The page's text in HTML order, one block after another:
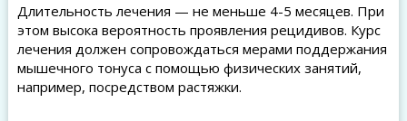
Длительность лечения — не меньше 4-5 месяцев. При
этом высока вероятность проявления рецидивов. Курс
лечения должен сопровождаться мерами поддержания
мышечного тонуса с помощью физических занятий,
например, посредством растяжки.